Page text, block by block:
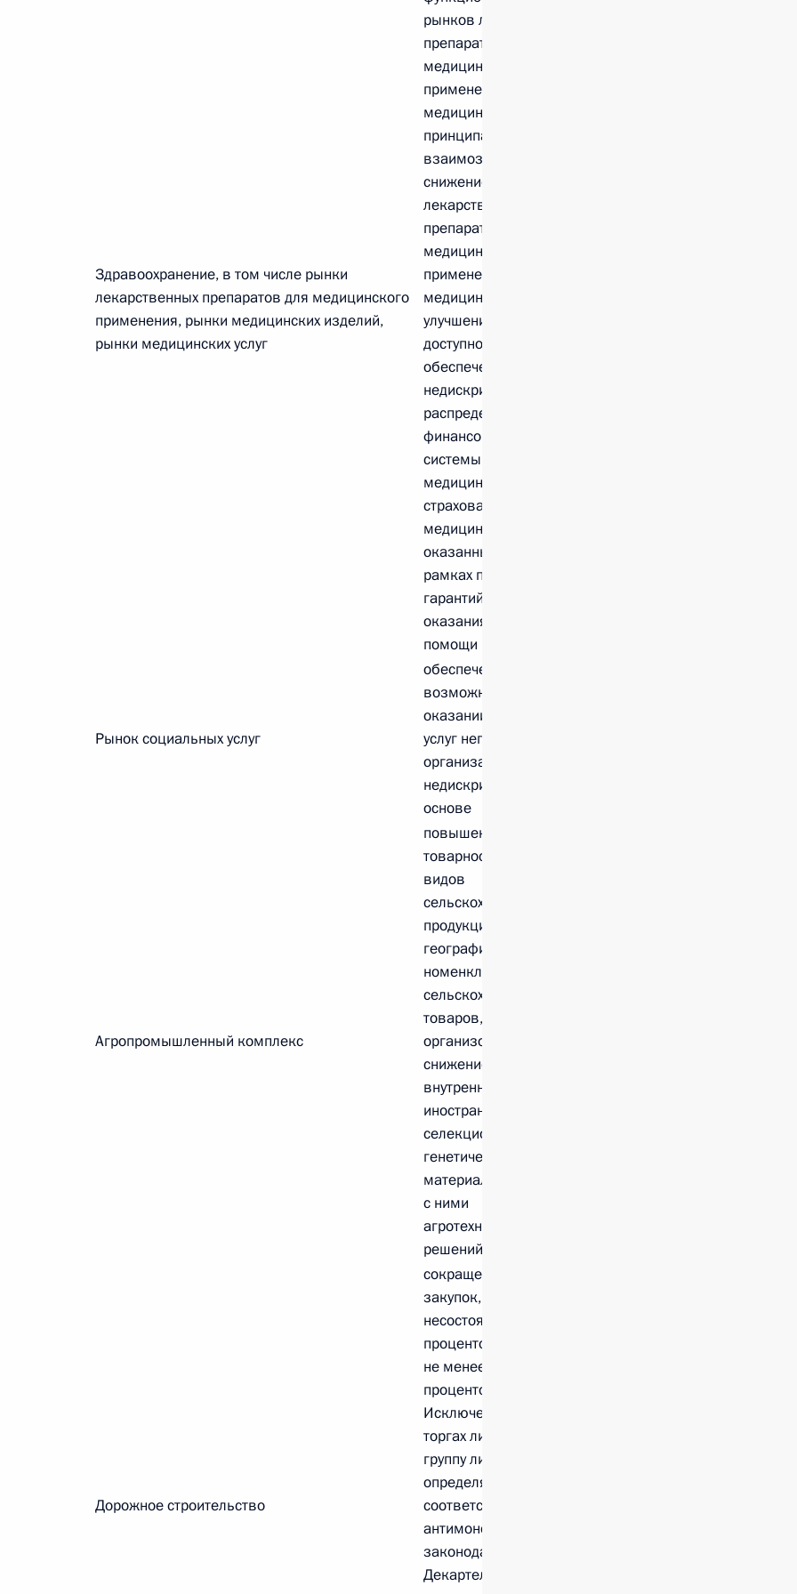
Российской Федерации и статьи 31 и 151 Уголовно-
Здравоохранение, в том числе рынки
лекарственных препаратов для медицинского
применения, рынки медицинских изделий,
рынки медицинских услуг
рынков лекарственных
препаратов для
медицинского
применения и рынков
медицинских изделий на
принципах
взаимозаменяемости;
снижение цен на
лекарственные
препараты для
медицинского
применения и
медицинские изделия,
улучшение их
доступности для граждан;
обеспечение
недискриминационного
распределения
финансовых средств
системы обязательного
медицинского
страхования за оплату
медицинских услуг,
оказанных гражданам в
рамках программы
гарантий бесплатного
оказания медицинской
помощи
Рынок социальных услуг
обеспечение
возможности участия в
оказании социальных
услуг негосударственным
организациям на
недискриминационной
основе
Агропромышленный комплекс
повышение уровня
товарности основных
видов
сельскохозяйственной
продукции, расширение
географии поставок и
номенклатуры
сельскохозяйственных
товаров, реализуемых на
организованных торгах,
снижение зависимости
внутреннего рынка от
иностранного
селекционного и
генетического
материалов и связанных
с ними
агротехнологических
решений
Дорожное строительство
сокращение доли
закупок, признанных
несостоявшимися, с 30
процентов в 2017 году
не менее чем на 5
процентов в год.
Исключение участия в
торгах лиц, входящих в
группу лиц,
определяемую в
соответствии с
антимонопольным
законодательством.
Декартелизация сферы